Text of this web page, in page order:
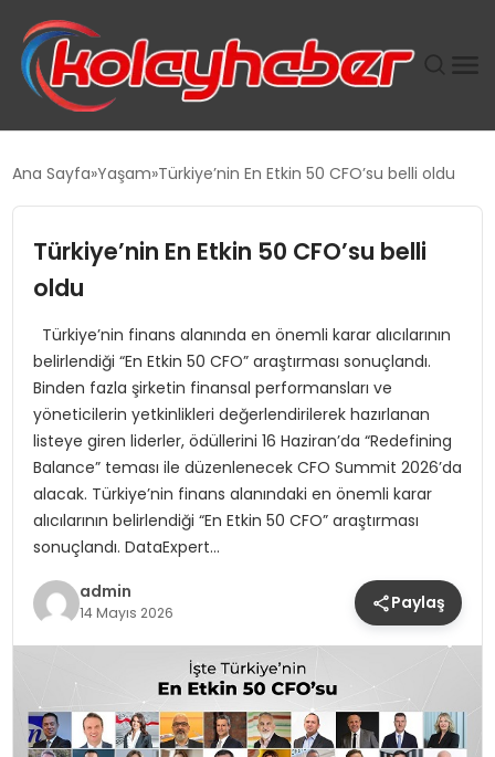
GÜCÜNÜBÜYÜTÜYOR
TANYER YAPI ZEMIN MÜHENDISLIĞINDE HEDEF
BÜYÜTTÜ
TOROSLAR’DA PAZAR GERGİNLİĞİ!
Ana Sayfa Yaşam Türkiye’nin En Etkin 50 CFO’su belli oldu
Türkiye’nin En Etkin 50 CFO’su belli
oldu
Türkiye’nin finans alanında en önemli karar alıcılarının
belirlendiği “En Etkin 50 CFO” araştırması sonuçlandı.
Binden fazla şirketin finansal performansları ve
yöneticilerin yetkinlikleri değerlendirilerek hazırlanan
listeye giren liderler, ödüllerini 16 Haziran’da “Redefining
Balance” teması ile düzenlenecek CFO Summit 2026’da
alacak. Türkiye’nin finans alanındaki en önemli karar
alıcılarının belirlendiği “En Etkin 50 CFO” araştırması
sonuçlandı. DataExpert…
admin
14 Mayıs 2026 Paylaş